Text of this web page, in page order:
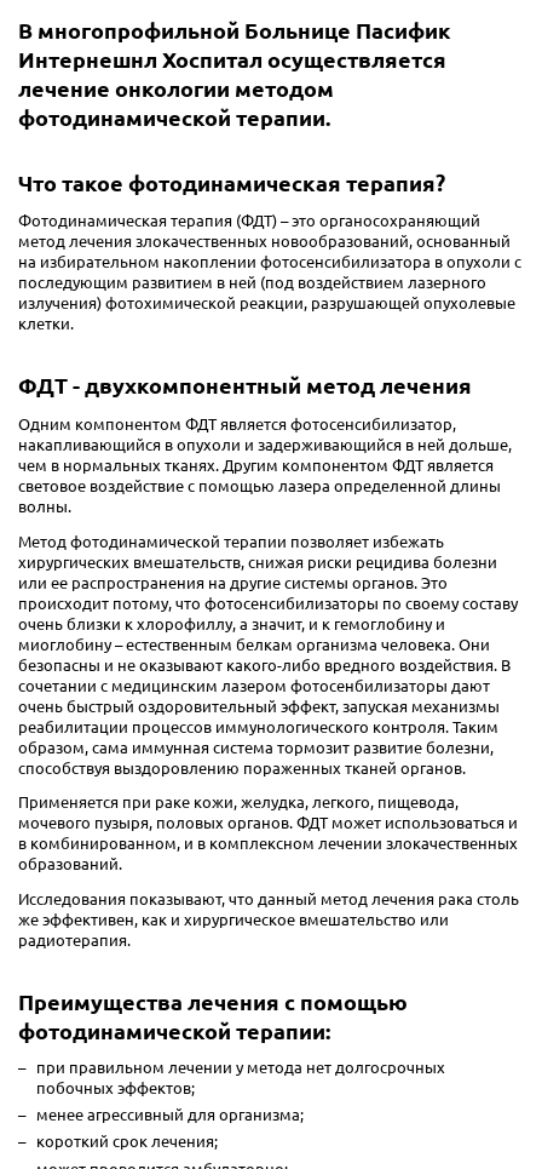
В многопрофильной Больнице Пасифик
Интернешнл Хоспитал осуществляется
лечение онкологии методом
фотодинамической терапии.
Что такое фотодинамическая терапия?
Фотодинамическая терапия (ФДТ) – это органосохраняющий
метод лечения злокачественных новообразований, основанный
на избирательном накоплении фотосенсибилизатора в опухоли с
последующим развитием в ней (под воздействием лазерного
излучения) фотохимической реакции, разрушающей опухолевые
клетки.
ФДТ - двухкомпонентный метод лечения
Одним компонентом ФДТ является фотосенсибилизатор,
накапливающийся в опухоли и задерживающийся в ней дольше,
чем в нормальных тканях. Другим компонентом ФДТ является
световое воздействие с помощью лазера определенной длины
волны.
Метод фотодинамической терапии позволяет избежать
хирургических вмешательств, снижая риски рецидива болезни
или ее распространения на другие системы органов. Это
происходит потому, что фотосенсибилизаторы по своему составу
очень близки к хлорофиллу, а значит, и к гемоглобину и
миоглобину – естественным белкам организма человека. Они
безопасны и не оказывают какого-либо вредного воздействия. В
сочетании с медицинским лазером фотосенбилизаторы дают
очень быстрый оздоровительный эффект, запуская механизмы
реабилитации процессов иммунологического контроля. Таким
образом, сама иммунная система тормозит развитие болезни,
способствуя выздоровлению пораженных тканей органов.
Применяется при раке кожи, желудка, легкого, пищевода,
мочевого пузыря, половых органов. ФДТ может использоваться и
в комбинированном, и в комплексном лечении злокачественных
образований.
Исследования показывают, что данный метод лечения рака столь
же эффективен, как и хирургическое вмешательство или
радиотерапия.
Преимущества лечения с помощью
фотодинамической терапии:
при правильном лечении у метода нет долгосрочных
побочных эффектов;
менее агрессивный для организма;
короткий срок лечения;